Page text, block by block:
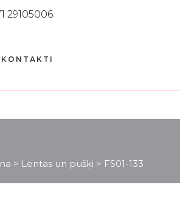
29105006
KONTAKTI
> Lentas un pušķi > FS01-133